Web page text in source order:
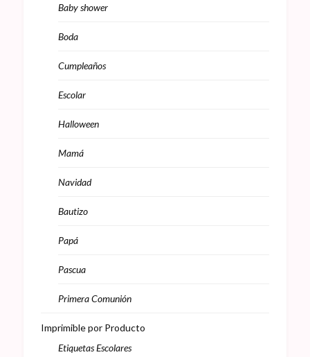
Baby shower
Boda
Cumpleaños
Escolar
Halloween
Mamá
Navidad
Bautizo
Papá
Pascua
Primera Comunión
Imprimible por Producto
Etiquetas Escolares